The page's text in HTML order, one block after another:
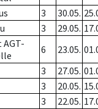
3 30.05.
3 29.05.
AGT-
6 23.05.
3 27.05.
3 20.05.
3 22.05.